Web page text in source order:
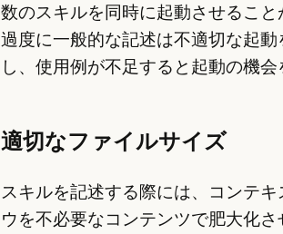
数のスキルを同時に起動させるこ
過度に一般的な記述は不適切な起
し、使用例が不足すると起動の機
適切なファイルサイズ
スキルを記述する際には、コンテ
ウを不必要なコンテンツで肥大化